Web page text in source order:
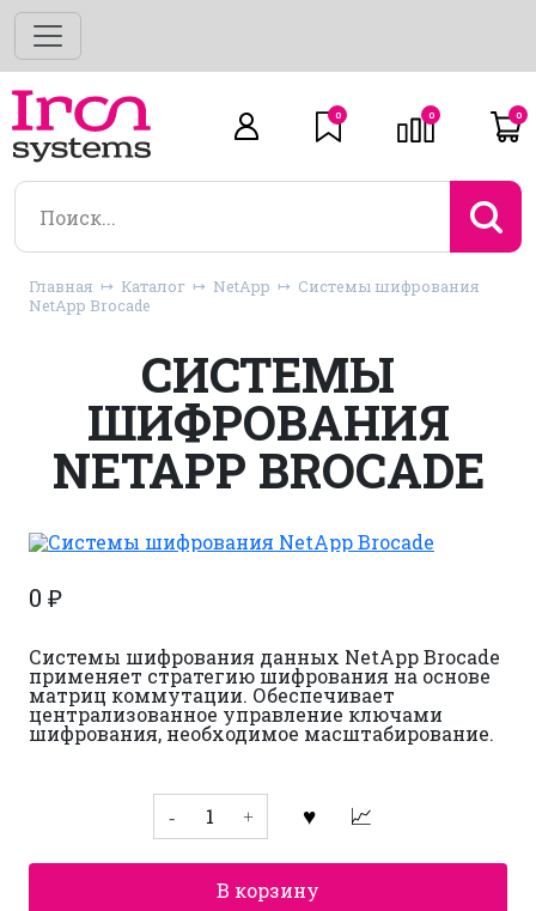
0 0 0
Главная Каталог NetApp
Системы шифрования
NetApp Brocade
СИСТЕМЫ
ШИФРОВАНИЯ
NETAPP BROCADE
0 ₽
Системы шифрования данных NetApp Brocade
применяет стратегию шифрования на основе
матриц коммутации. Обеспечивает
централизованное управление ключами
шифрования, необходимое масштабирование.
Количество
товара
Системы
шифрования
NetApp
BrocadeВ корзину